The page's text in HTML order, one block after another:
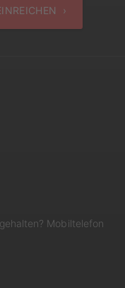
›
Mobiltelefon